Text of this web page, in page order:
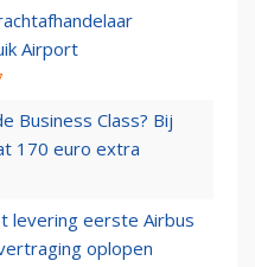
Airport
Business Class? Bij
170 euro extra
levering eerste Airbus
oplopen